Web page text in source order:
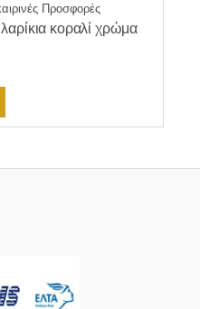
Προσφορές
κοραλί χρώμα